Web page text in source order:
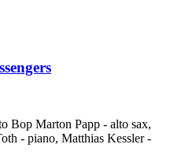
Bop Marton Papp - alto sax,
- piano, Matthias Kessler -